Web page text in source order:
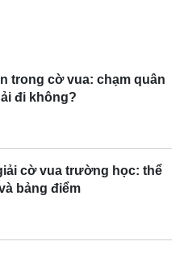
trong cờ vua: chạm quân
đi không?
cờ vua trường học: thể
bảng điểm